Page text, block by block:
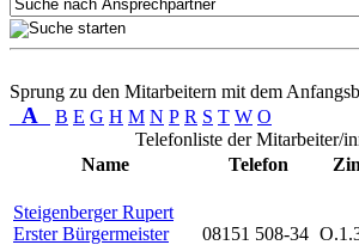
Sprung zu den Mitarbeitern mit dem
A B E G H M N P R S T W O
Telefonliste der Mitarbeiter/
Name
Telefon
Steigenberger Rupert
Erster Bürgermeister
08151 508-34